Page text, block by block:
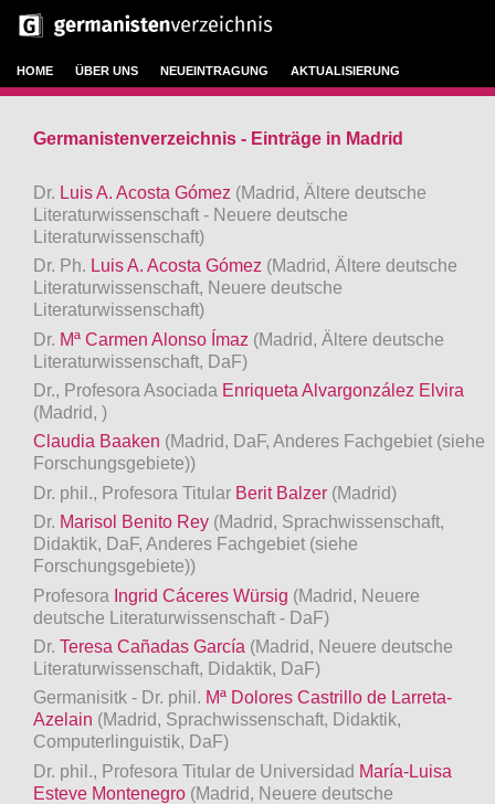
HOME ÜBER UNS NEUEINTRAGUNG AKTUALISIERUNG
Germanistenverzeichnis - Einträge in Madrid
Dr. Luis A. Acosta Gómez (Madrid, Ältere deutsche
Literaturwissenschaft - Neuere deutsche
Literaturwissenschaft)
Dr. Ph. Luis A. Acosta Gómez (Madrid, Ältere deutsche
Literaturwissenschaft, Neuere deutsche
Literaturwissenschaft)
Dr. Mª Carmen Alonso Ímaz (Madrid, Ältere deutsche
Literaturwissenschaft, DaF)
Dr., Profesora Asociada Enriqueta Alvargonzález Elvira
(Madrid, )
Claudia Baaken (Madrid, DaF, Anderes Fachgebiet (siehe
Forschungsgebiete))
Dr. phil., Profesora Titular Berit Balzer (Madrid)
Dr. Marisol Benito Rey (Madrid, Sprachwissenschaft,
Didaktik, DaF, Anderes Fachgebiet (siehe
Forschungsgebiete))
Profesora Ingrid Cáceres Würsig (Madrid, Neuere
deutsche Literaturwissenschaft - DaF)
Dr. Teresa Cañadas García (Madrid, Neuere deutsche
Literaturwissenschaft, Didaktik, DaF)
Germanisitk - Dr. phil. Mª Dolores Castrillo de Larreta-
Azelain (Madrid, Sprachwissenschaft, Didaktik,
Computerlinguistik, DaF)
Dr. phil., Profesora Titular de Universidad María-Luisa
Esteve Montenegro (Madrid, Neuere deutsche